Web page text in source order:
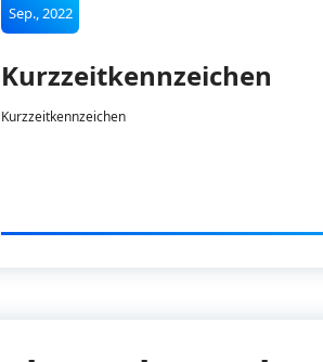
Sep., 2022
Kurzzeitkennzeichen
Kurzzeitkennzeichen